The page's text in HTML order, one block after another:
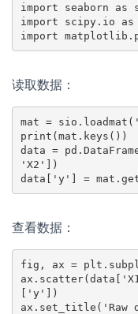
import seaborn as
import scipy.io as
import
读取数据：
mat =
print(mat.keys())
data =
'X2'])
data['y'] =
查看数据：
fig, ax =
['y'])
ax.set_title('Raw